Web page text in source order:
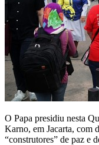
O Papa presidiu nesta
Karno, em Jacarta, com
“construtores” de paz e